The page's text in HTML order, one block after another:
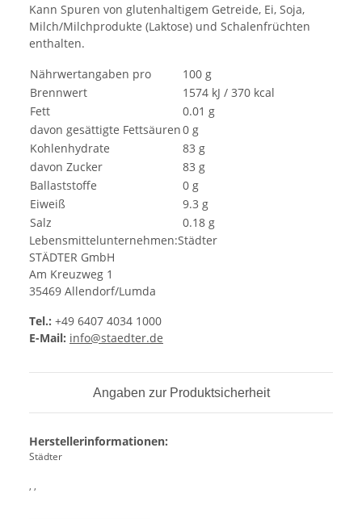
Kann Spuren von glutenhaltigem Getreide, Ei, Soja,
Milch/Milchprodukte (Laktose) und Schalenfrüchten
enthalten.
Nährwertangaben pro
100 g
Brennwert
1574 kJ / 370 kcal
Fett
0.01 g
davon gesättigte Fettsäuren0 g
Kohlenhydrate
83 g
davon Zucker
83 g
Ballaststoffe
0 g
Eiweiß
9.3 g
Salz
0.18 g
Lebensmittelunternehmen:Städter
STÄDTER GmbH
Am Kreuzweg 1
35469 Allendorf/Lumda
Tel.: +49 6407 4034 1000
E-Mail: info@staedter.de
Angaben zur Produktsicherheit
Herstellerinformationen:
Städter
, ,